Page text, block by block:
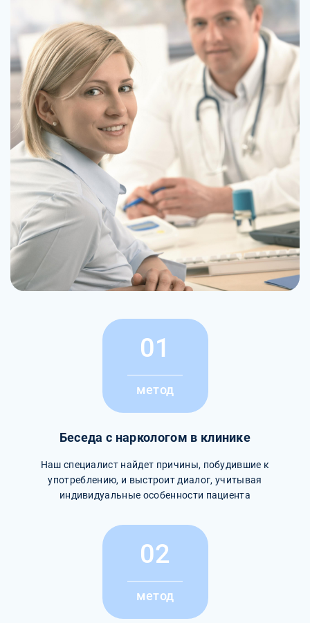
01
метод
Беседа с наркологом в клинике
Наш специалист найдет причины, побудившие к
употреблению, и выстроит диалог, учитывая
индивидуальные особенности пациента
02
метод